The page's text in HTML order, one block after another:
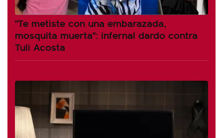
"Te metiste con una embarazada,
mosquita muerta": infernal dardo contra
Tuli Acosta